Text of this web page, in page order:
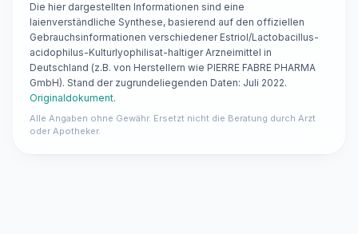
Die hier dargestellten Informationen sind eine
laienverständliche Synthese, basierend auf den offiziellen
Gebrauchsinformationen verschiedener Estriol/Lactobacillus-
acidophilus-Kulturlyophilisat-haltiger Arzneimittel in
Deutschland (z.B. von Herstellern wie PIERRE FABRE PHARMA
GmbH). Stand der zugrundeliegenden Daten: Juli 2022.
Originaldokument.
Alle Angaben ohne Gewähr. Ersetzt nicht die Beratung durch Arzt
oder Apotheker.